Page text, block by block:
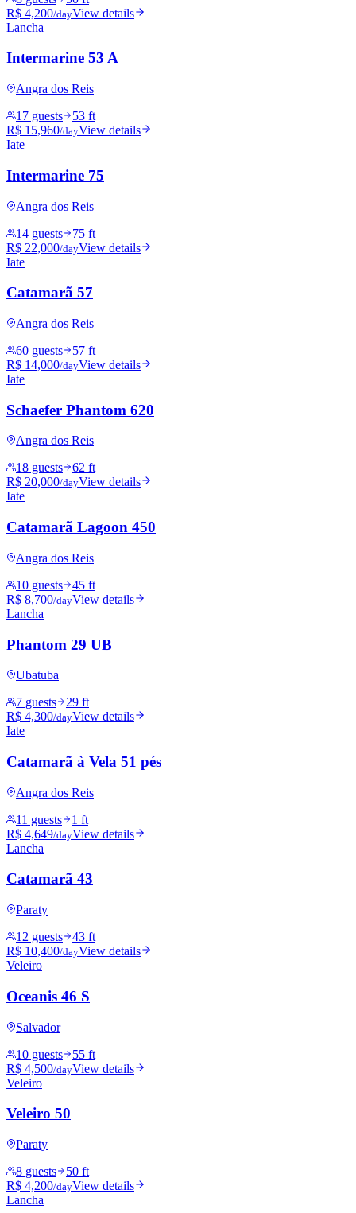
R$ 4,200/dayView details
Lancha
Intermarine 53 A
Angra dos Reis
17 guests
53 ft
R$ 15,960/dayView details
Iate
Intermarine 75
Angra dos Reis
14 guests
75 ft
R$ 22,000/dayView details
Iate
Catamarã 57
Angra dos Reis
60 guests
57 ft
R$ 14,000/dayView details
Iate
Schaefer Phantom 620
Angra dos Reis
18 guests
62 ft
R$ 20,000/dayView details
Iate
Catamarã Lagoon 450
Angra dos Reis
10 guests
45 ft
R$ 8,700/dayView details
Lancha
Phantom 29 UB
Ubatuba
7 guests
29 ft
R$ 4,300/dayView details
Iate
Catamarã à Vela 51 pés
Angra dos Reis
11 guests
1 ft
R$ 4,649/dayView details
Lancha
Catamarã 43
Paraty
12 guests
43 ft
R$ 10,400/dayView details
Veleiro
Oceanis 46 S
Salvador
10 guests
55 ft
R$ 4,500/dayView details
Veleiro
Veleiro 50
Paraty
8 guests
50 ft
R$ 4,200/dayView details
Lancha